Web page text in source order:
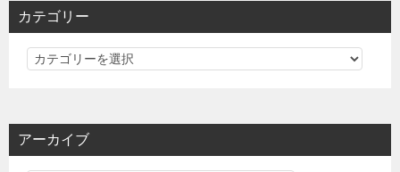
カテゴリー
カ
リ
アーカイブ